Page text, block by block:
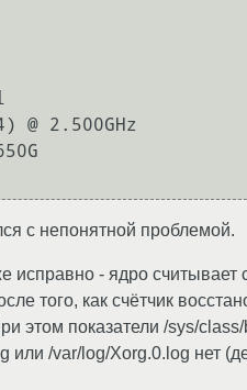
с непонятной проблемой.
исправно - ядро
того, как счётчик
этом показатели /sys/
или /var/log/Xorg.0.log нет